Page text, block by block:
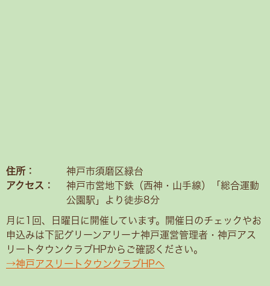
住所：
アクセス：
神戸市須磨区緑台
神戸市営地下鉄（西神・山手線）「総合運動
公園駅」より徒歩8分
月に1回、日曜日に開催しています。開催日のチェックやお
申込みは下記グリーンアリーナ神戸運営管理者・神戸アス
リートタウンクラブHPからご確認ください。
→神戸アスリートタウンクラブHPへ